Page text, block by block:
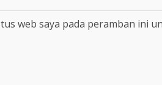
web saya pada peramban ini